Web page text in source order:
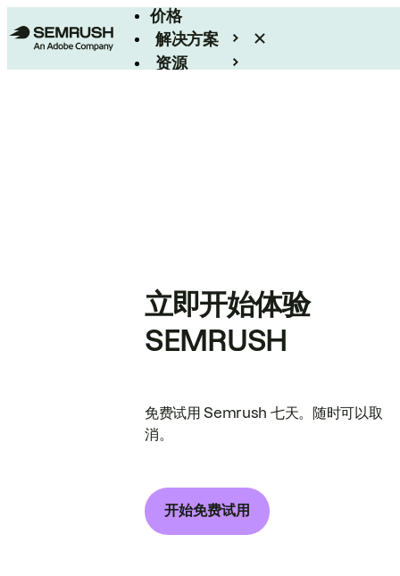
价格
解决方案
资源
立即开始体验
SEMRUSH
免费试用 Semrush 七天。随时可以取
消。
开始免费试用